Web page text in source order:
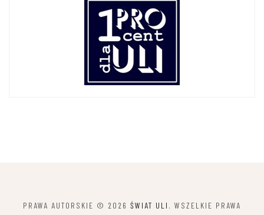
PRAWA AUTORSKIE © 2026 ŚWIAT ULI . WSZELKIE PRAWA